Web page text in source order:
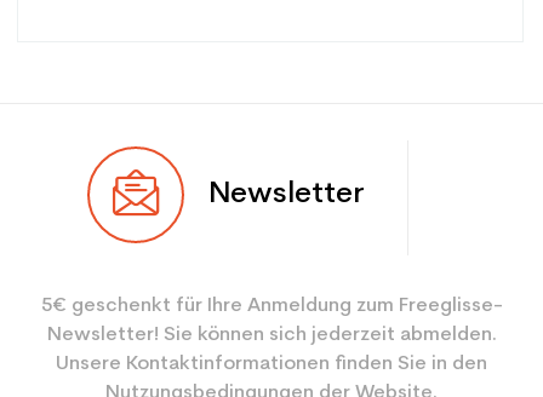
Benutzer Frau
Farbe Schwarz
CO2-Einsparungen für
den Planeten (in kg)
3.9
Newsletter
5€ geschenkt für Ihre Anmeldung zum Freeglisse-
Newsletter! Sie können sich jederzeit abmelden.
Unsere Kontaktinformationen finden Sie in den